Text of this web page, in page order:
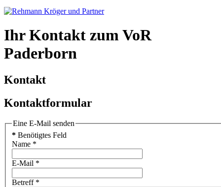
Ihr Kontakt zum VoR
Paderborn
Kontakt
Kontaktformular
Eine E-Mail senden
* Benötigtes Feld
Name *
E-Mail *
Betreff*